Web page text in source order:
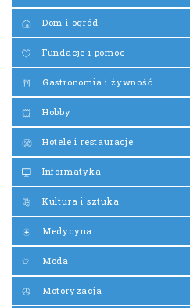
Dom i ogród
Fundacje i pomoc
Gastronomia i żywność
Hobby
Hotele i restauracje
Informatyka
Kultura i sztuka
Medycyna
Moda
Motoryzacja